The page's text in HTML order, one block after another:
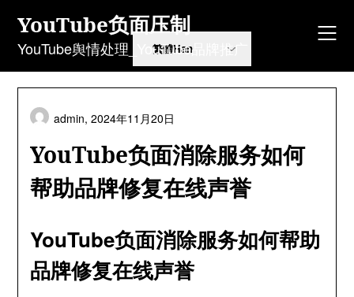
content
YouTube负面压制
YouTube舆情处理_YouTube品牌推广
YouTube负面消除服务如何
帮助品牌修复在线声誉
admin,2024年11月20日
YouTube负面消除服务如何帮助
品牌修复在线声誉